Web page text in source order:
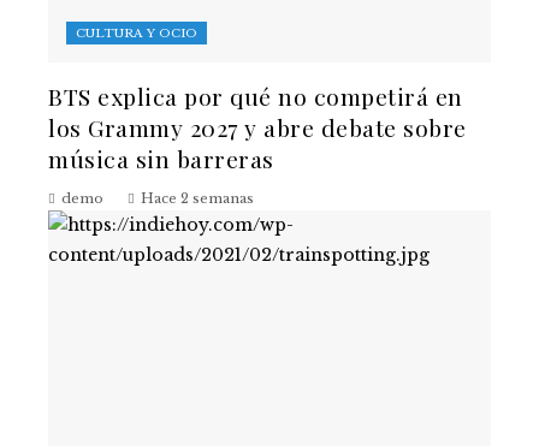
CULTURA Y OCIO
BTS explica por qué no competirá en
los Grammy 2027 y abre debate sobre
música sin barreras
demo Hace 2 semanas